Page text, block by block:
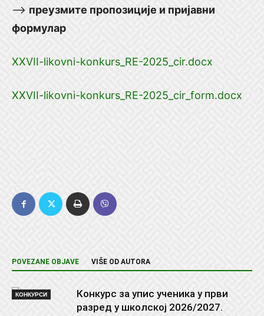
—> преузмите пропозиције и пријавни
формулар
XXVII-likovni-konkurs_RE-2025_cir.docx
XXVII-likovni-konkurs_RE-2025_cir_form.docx
POVEZANE OBJAVE VIŠE OD AUTORA
КОНКУРСИ
Конкурс за упис ученика у први
разред у школској 2026/2027.